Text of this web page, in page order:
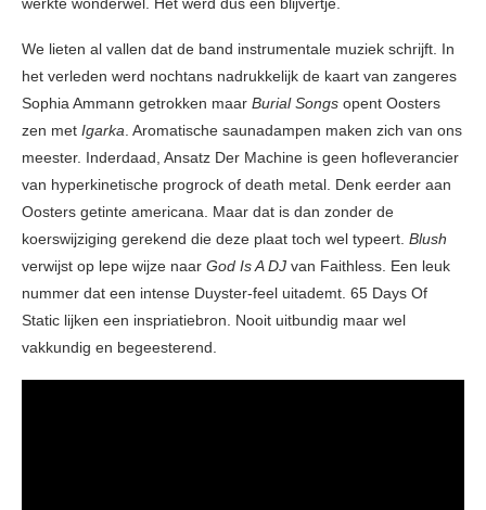
werkte wonderwel. Het werd dus een blijvertje.
We lieten al vallen dat de band instrumentale muziek schrijft. In
het verleden werd nochtans nadrukkelijk de kaart van zangeres
Sophia Ammann getrokken maar Burial Songs opent Oosters
zen met Igarka. Aromatische saunadampen maken zich van ons
meester. Inderdaad, Ansatz Der Machine is geen hofleverancier
van hyperkinetische progrock of death metal. Denk eerder aan
Oosters getinte americana. Maar dat is dan zonder de
koerswijziging gerekend die deze plaat toch wel typeert. Blush
verwijst op lepe wijze naar God Is A DJ van Faithless. Een leuk
nummer dat een intense Duyster-feel uitademt. 65 Days Of
Static lijken een inspriatiebron. Nooit uitbundig maar wel
vakkundig en begeesterend.